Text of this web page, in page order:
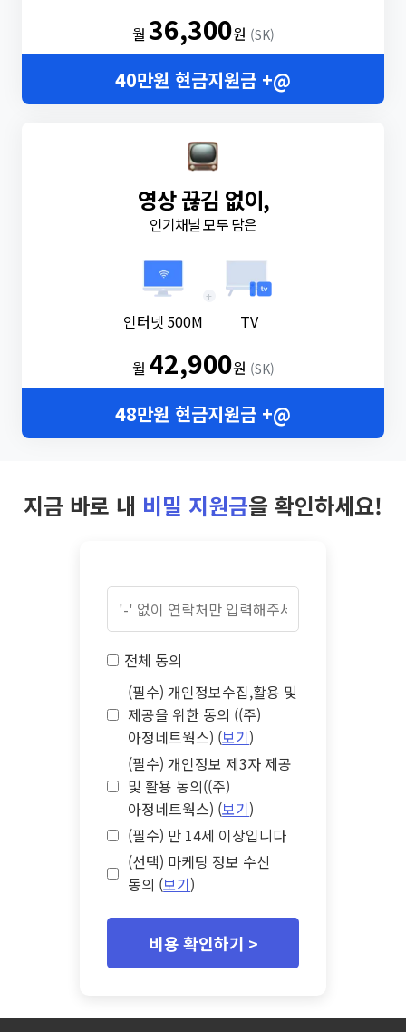
월36,300원 (SK)
40만원 현금지원금 +@
영상 끊김 없이,
인기채널 모두 담은
인터넷 500M
+
TV
월 42,900원 (SK)
48만원 현금지원금 +@
지금 바로 내 비밀 지원금을 확인하세요!
전체 동의
(필수) 개인정보수집,활용 및
제공을 위한 동의 ((주)
아정네트웍스) (보기)
(필수) 개인정보 제3자 제공
및 활용 동의((주)
아정네트웍스) (보기)
(필수) 만 14세 이상입니다
(선택) 마케팅 정보 수신
동의 (보기)
비용 확인하기 >